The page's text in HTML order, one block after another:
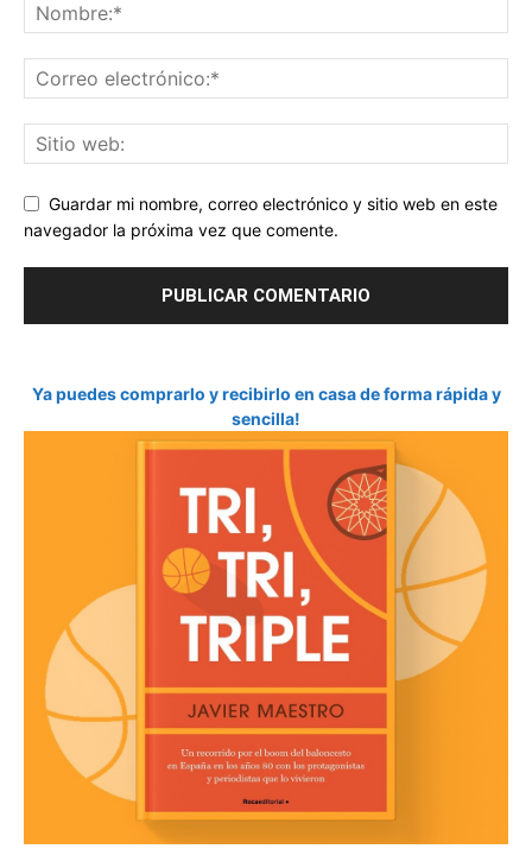
Guardar mi nombre, correo electrónico y sitio web en este
navegador la próxima vez que comente.
Ya puedes comprarlo y recibirlo en casa de forma rápida y
sencilla!